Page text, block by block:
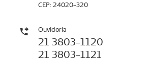
CEP: 24020-320
Ouvidoria
21 3803-1120
21 3803-1121